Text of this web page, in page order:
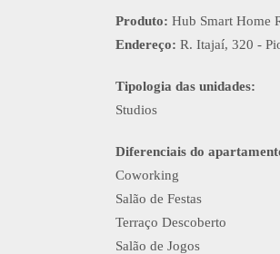
Produto: Hub Smart Home
Endereço: R. Itajaí, 320 -
Tipologia das unidades:
Studios
Diferenciais do
Coworking
Salão de Festas
Terraço Descoberto
Salão de Jogos